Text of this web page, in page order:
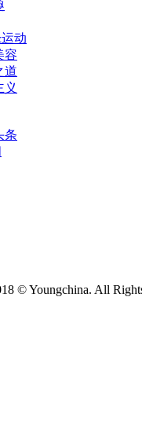
动
容
道
义
条
© Youngchina. All